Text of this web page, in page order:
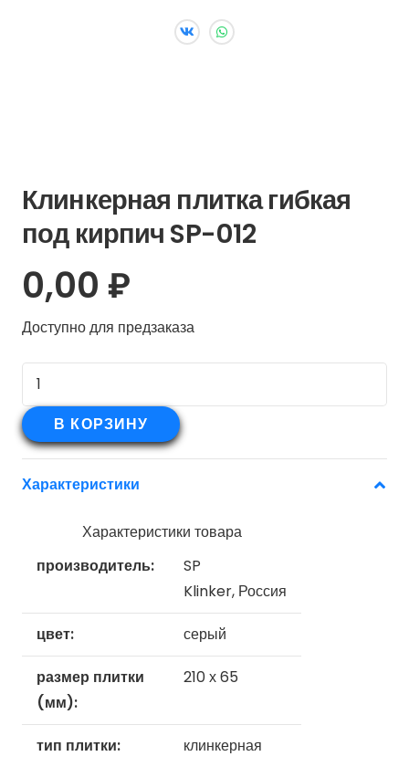
Клинкерная плитка гибкая
под кирпич SP-012
0,00 ₽
Доступно для предзаказа
Количество
товара
Клинкерная
плитка
гибкая
В КОРЗИНУ
Характеристики
Характеристики товара
производитель:
SP
Klinker, Россия
цвет: серый
размер плитки
(мм):
210 х 65
тип плитки:
клинкерная